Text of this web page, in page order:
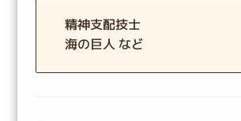
精神支配技士
海の巨人 など